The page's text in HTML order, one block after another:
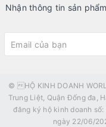
Nhận thông tin sản
© HỘ KINH DOANH
Trung Liệt, Quận Đống đa,
đăng ký hộ kinh doanh
ngày 22/06/